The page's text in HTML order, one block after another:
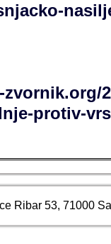
protiv-
Ribar 53, 71000